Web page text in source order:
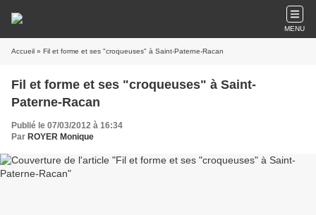
MENU
Accueil » Fil et forme et ses "croqueuses" à Saint-Paterne-Racan
Fil et forme et ses "croqueuses" à Saint-
Paterne-Racan
Publié le 07/03/2012 à 16:34
Par ROYER Monique